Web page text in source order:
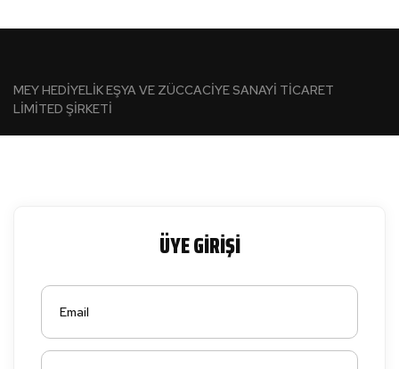
MEY HEDİYELİK EŞYA VE ZÜCCACİYE SANAYİ TİCARET
LİMİTED ŞİRKETİ
ÜYE GİRİŞİ